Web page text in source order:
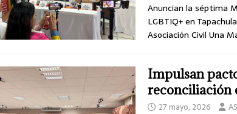
Anuncian la séptima
LGBTIQ+ en
Asociación Civil Una
Impulsan
reconciliación
27 mayo, 2026